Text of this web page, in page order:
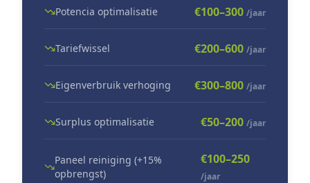
Potencia optimalisatie €100–300 /jaar
Tariefwissel €200–600 /jaar
Eigenverbruik verhoging €300–800 /jaar
Surplus optimalisatie €50–200 /jaar
Paneel reiniging (+15%
opbrengst)
€100–250
/jaar